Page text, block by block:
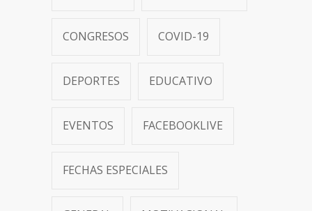
CONGRESOS COVID-19
DEPORTES EDUCATIVO
EVENTOS FACEBOOKLIVE
FECHAS ESPECIALES